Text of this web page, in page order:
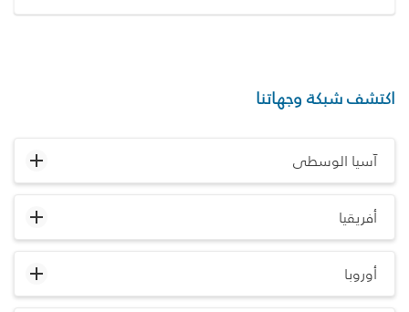
اكتشف شبكة وجهاتنا
آسيا الوسطى
أفريقيا
أوروبا